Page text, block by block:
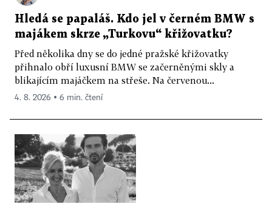
Hledá se papaláš. Kdo jel v černém BMW s
majákem skrze „Turkovu“ křižovatku?
Před několika dny se do jedné pražské křižovatky
přihnalo obří luxusní BMW se začerněnými skly a
blikajícím majáčkem na střeše. Na červenou...
4. 8. 2026 ▪ 6 min. čtení